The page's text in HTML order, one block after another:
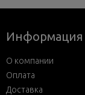
Информация
О компании
Оплата
Доставка